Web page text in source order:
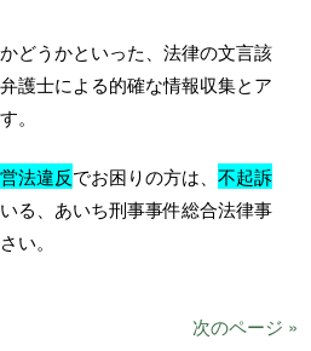
どうかといった、法律の文言該
護士による的確な情報収集とア
。
法違反でお困りの方は、不起訴
る、あいち刑事事件総合法律事
い。
次のページ »